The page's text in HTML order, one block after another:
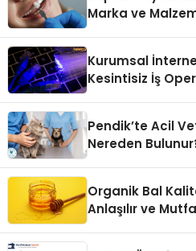
Marka ve
Kurumsal
Kesintisiz İş
Pendik’te Acil
Nereden
Organik Bal
Anlaşılır ve